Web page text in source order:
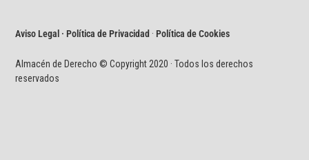
Aviso Legal · Política de Privacidad ·Política de Cookies
Almacén de Derecho © Copyright 2020 · Todos los derechos
reservados